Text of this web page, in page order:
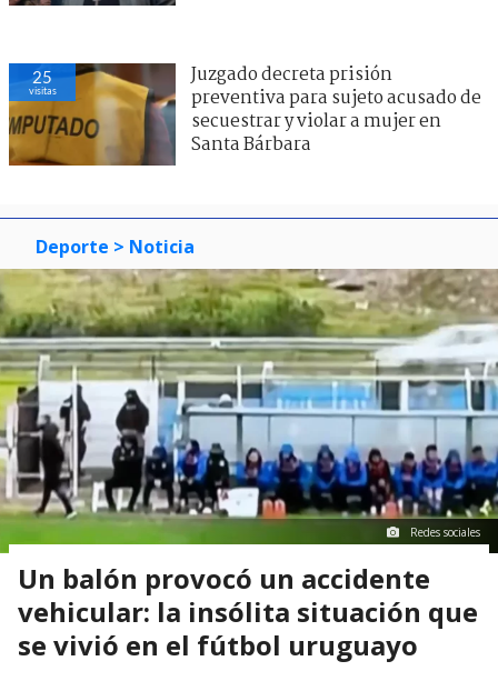
25
visitas
Juzgado decreta prisión
preventiva para sujeto acusado de
secuestrar y violar a mujer en
Santa Bárbara
Deporte > Noticia
Redes sociales
Un balón provocó un accidente
vehicular: la insólita situación que
se vivió en el fútbol uruguayo